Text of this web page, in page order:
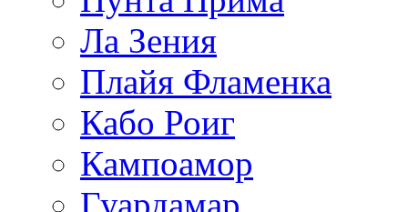
Ла Зения
Плайя Фламенка
Кабо Роиг
Кампоамор